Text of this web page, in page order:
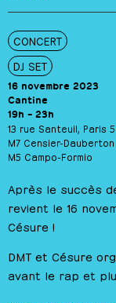
CONCERT
DJ SET
16 novembre 2023
Cantine
19h – 23h
13 rue Santeuil, Paris
M7 Censier-Dauberton
M5 Campo-Formio
Après le succès
revient le 16
Césure !
DMT et Césure
avant le rap et